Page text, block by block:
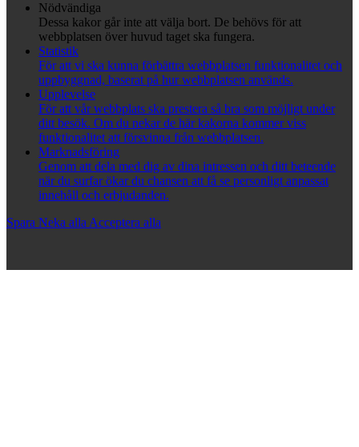
Nödvändiga
Dessa kakor går inte att välja bort. De behövs för att
webbplatsen över huvud taget ska fungera.
Statistik
För att vi ska kunna förbättra webbplatsen funktionalitet och
uppbyggnad, baserat på hur webbplatsen används.
Upplevelse
För att vår webbplats ska prestera så bra som möjligt under
ditt besök. Om du nekar de här kakorna kommer viss
funktionalitet att försvinna från webbplatsen.
Marknadsföring
Genom att dela med dig av dina intressen och ditt beteende
när du surfar ökar du chansen att få se personligt anpassat
innehåll och erbjudanden.
Spara Neka allaAcceptera alla